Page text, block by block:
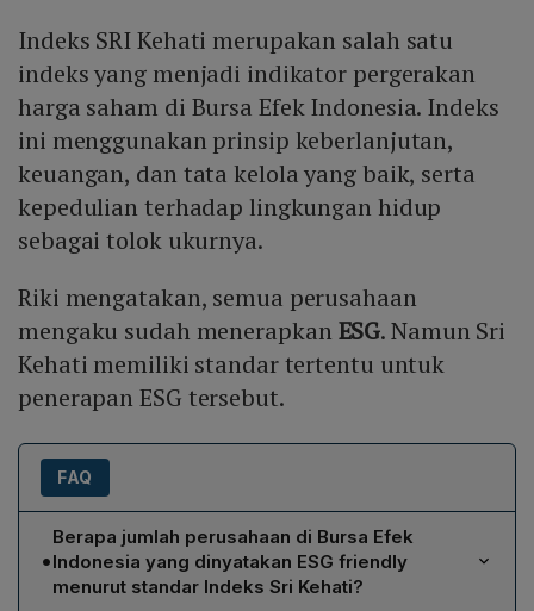
Indeks SRI Kehati merupakan salah satu
indeks yang menjadi indikator pergerakan
harga saham di Bursa Efek Indonesia. Indeks
ini menggunakan prinsip keberlanjutan,
keuangan, dan tata kelola yang baik, serta
kepedulian terhadap lingkungan hidup
sebagai tolok ukurnya.
Riki mengatakan, semua perusahaan
mengaku sudah menerapkan ESG. Namun Sri
Kehati memiliki standar tertentu untuk
penerapan ESG tersebut.
FAQ
•
Berapa jumlah perusahaan di Bursa Efek
Indonesia yang dinyatakan ESG friendly
menurut standar Indeks Sri Kehati?